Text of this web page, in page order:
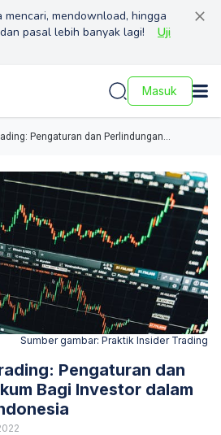
mencari, mendownload, hingga
pasal lebih banyak lagi!
Uji
Masuk
Pengaturan dan Perlindungan
Sumber gambar: Praktik Insider Trading
Pengaturan dan
Bagi Investor dalam